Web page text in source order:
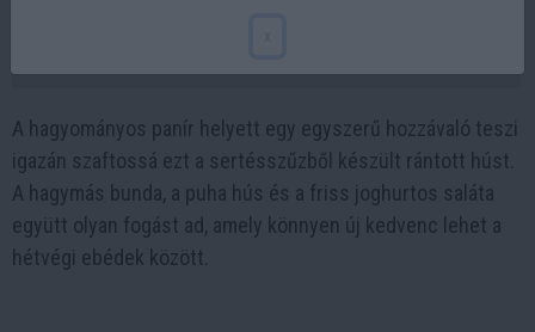
A hagyományos panír helyett egy egyszerű hozzávaló teszi
igazán szaftossá ezt a sertésszűzből készült rántott húst.
A hagymás bunda, a puha hús és a friss joghurtos saláta
együtt olyan fogást ad, amely könnyen új kedvenc lehet a
hétvégi ebédek között.